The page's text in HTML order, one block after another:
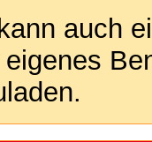
auch